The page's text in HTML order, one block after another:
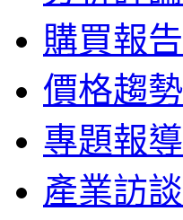
購買報告
價格趨勢
專題報導
產業訪談